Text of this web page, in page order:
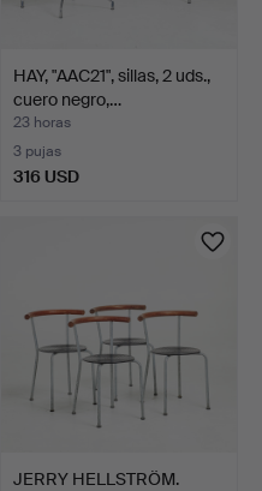
HAY, "AAC21", sillas, 2 uds.,
cuero negro,…
23 horas
3 pujas
316 USD
JERRY HELLSTRÖM.